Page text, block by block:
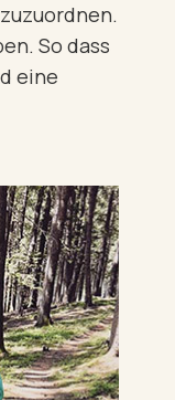
So dass
eine